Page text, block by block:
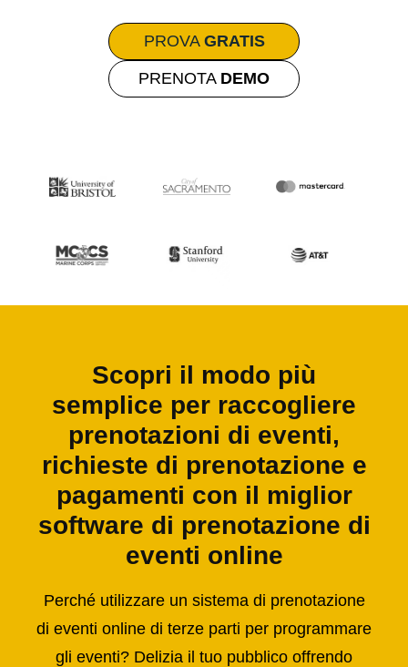
PROVA GRATIS
PRENOTA DEMO
Scopri il modo più
semplice per raccogliere
prenotazioni di eventi,
richieste di prenotazione e
pagamenti con il miglior
software di prenotazione di
eventi online
Perché utilizzare un sistema di prenotazione
di eventi online di terze parti per programmare
gli eventi? Delizia il tuo pubblico offrendo